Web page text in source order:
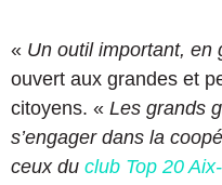
« Un outil important, en
ouvert aux grandes et
citoyens. « Les grands
s’engager dans la
ceux du club Top 20